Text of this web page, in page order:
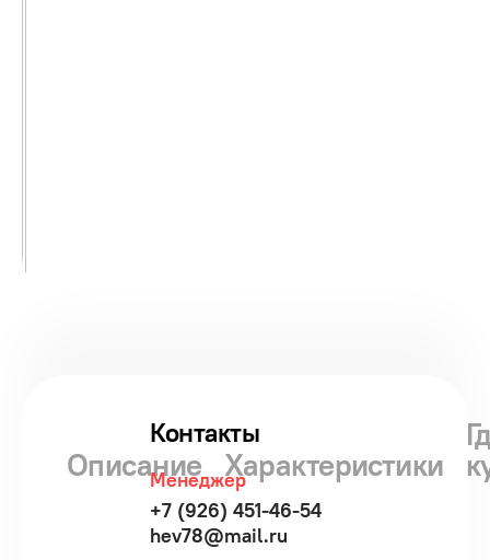
Описание Характеристики
Контакты
Менеджер
+7 (926) 451-46-54
hev78@mail.ru